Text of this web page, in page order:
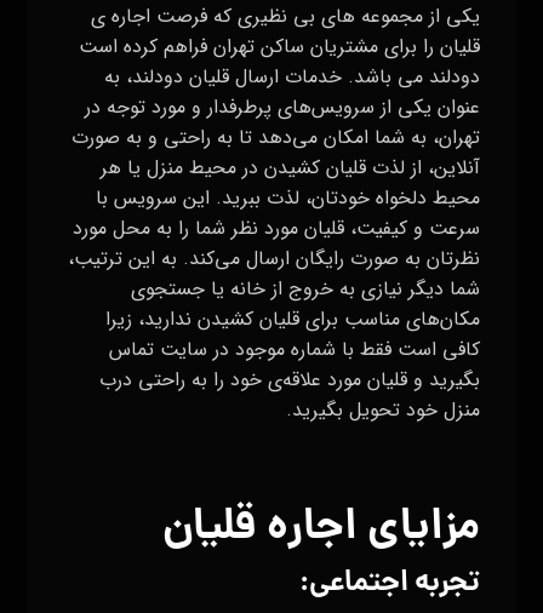
یکی از مجموعه های بی نظیری که فرصت اجاره ی
قلیان را برای مشتریان ساکن تهران فراهم کرده است
دودلند می باشد. خدمات ارسال قلیان دودلند، به
عنوان یکی از سرویس‌های پرطرفدار و مورد توجه در
تهران، به شما امکان می‌دهد تا به راحتی و به صورت
آنلاین، از لذت قلیان کشیدن در محیط منزل یا هر
محیط دلخواه خودتان، لذت ببرید. این سرویس با
سرعت و کیفیت، قلیان مورد نظر شما را به محل مورد
نظرتان به صورت رایگان ارسال می‌کند. به این ترتیب،
شما دیگر نیازی به خروج از خانه یا جستجوی
مکان‌های مناسب برای قلیان کشیدن ندارید، زیرا
کافی است فقط با شماره موجود در سایت تماس
بگیرید و قلیان مورد علاقه‌ی خود را به راحتی درب
منزل خود تحویل بگیرید.
مزایای اجاره قلیان
تجربه اجتماعی: